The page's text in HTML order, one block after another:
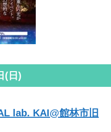
(日)
lab. KAI@館林市旧